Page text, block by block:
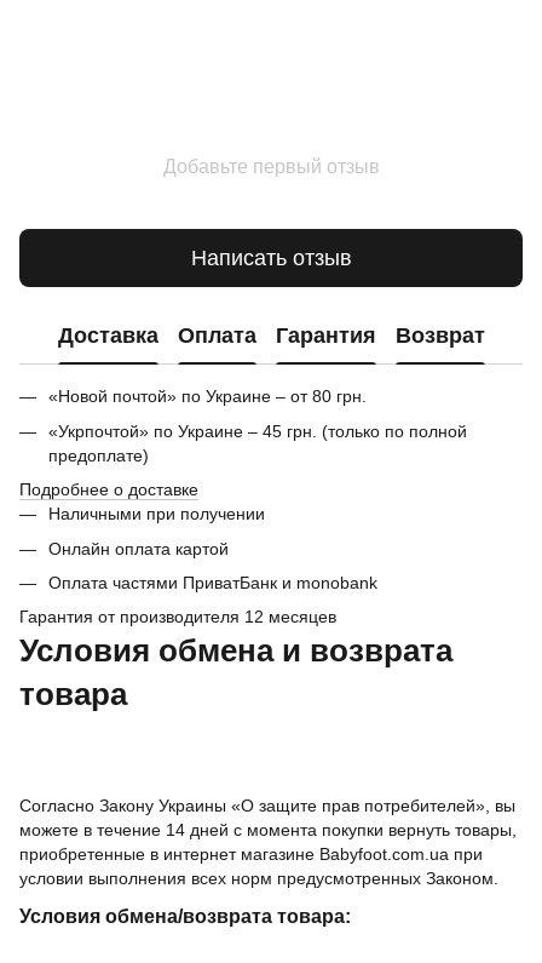
Добавьте первый отзыв
Написать отзыв
Доставка Оплата Гарантия Возврат
«Новой почтой» по Украине – от 80 грн.
«Укрпочтой» по Украине – 45 грн. (только по полной
предоплате)
Подробнее о доставке
Наличными при получении
Онлайн оплата картой
Оплата частями ПриватБанк и monobank
Гарантия от производителя 12 месяцев
Условия обмена и возврата
товара
Согласно Закону Украины «О защите прав потребителей», вы
можете в течение 14 дней с момента покупки вернуть товары,
приобретенные в интернет магазине Babyfoot.com.ua при
условии выполнения всех норм предусмотренных Законом.
Условия обмена/возврата товара: